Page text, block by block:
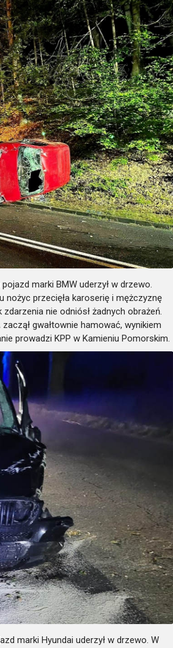
marki BMW uderzył w drzewo.
nożyc przecięła karoserię i mężczyznę
nie odniósł żadnych obrażeń.
gwałtownie hamować, wynikiem
prowadzi KPP w Kamieniu Pomorskim.
marki Hyundai uderzył w drzewo. W